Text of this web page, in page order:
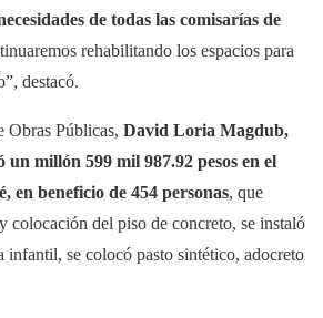
de todas las comisarías de
rehabilitando los espacios para
destacó.
Obras Públicas, David Loria Magdub,
un millón 599 mil 987.92 pesos en el
en beneficio de 454 personas, que
colocación del piso de concreto, se instaló
infantil, se colocó pasto sintético, adocreto